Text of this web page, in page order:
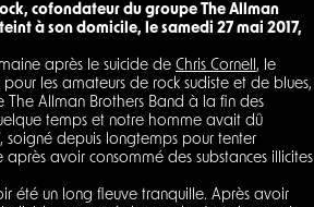
cofondateur du groupe The Allman
à son domicile, le samedi 27 mai 2017,
après le suicide de Chris Cornell , le
les amateurs de rock sudiste et de blues,
Allman Brothers Band à la fin des
temps et notre homme avait dû
soigné depuis longtemps pour tenter
avoir consommé des substances illicites
été un long fleuve tranquille. Après avoir